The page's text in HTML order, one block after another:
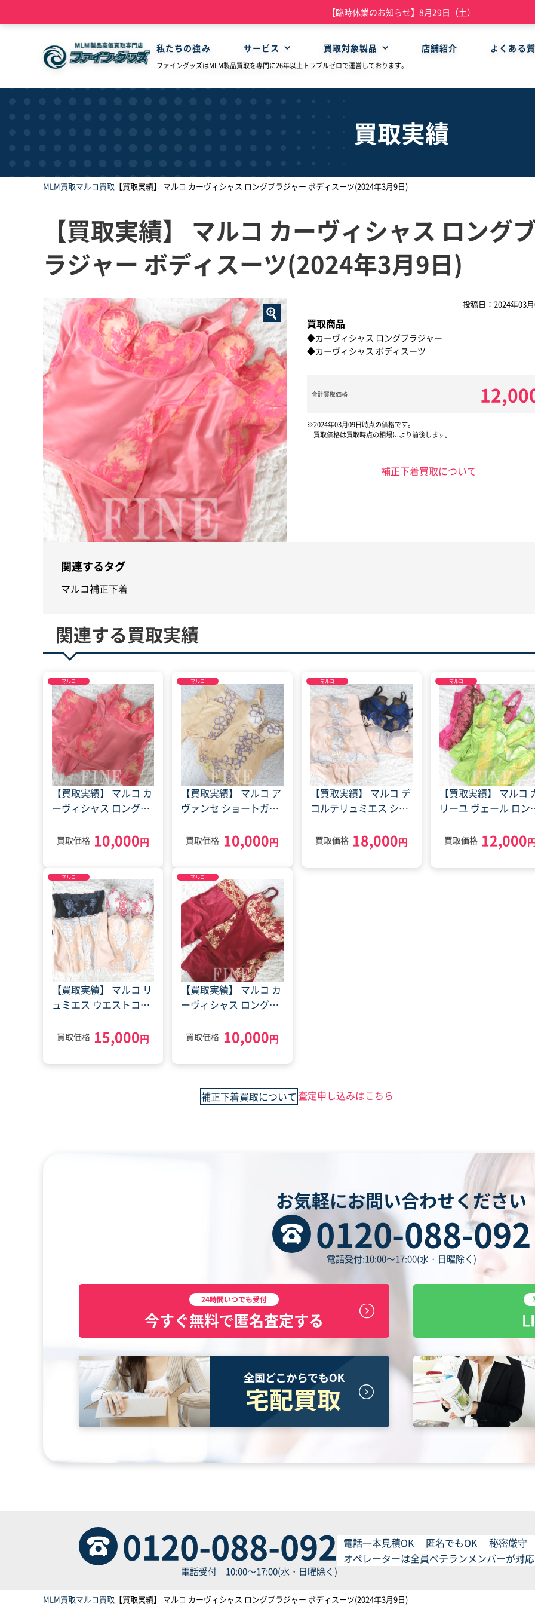
【臨時休業のお知らせ】8月29日（土）
私たちの強み サービス 買取対象製品 店舗紹介 よくある
ファイングッズはMLM製品買取を専門に26年以上トラブルゼロで運営しております。
買取実績
MLM買取マルコ買取 【買取実績】 マルコ カーヴィシャス ロングブラジャー ボディスーツ(2024年3月9日)
【買取実績】 マルコ カーヴィシャス ロング
ラジャー ボディスーツ(2024年3月9日)
投稿日：2024年03
買取商品
◆カーヴィシャス ロングブラジャー
◆カーヴィシャス ボディスーツ
合計買取価格
2024年03月09日時点の価格です。
買取価格は買取時点の相場により前後します。
補正下着買取について
関連するタグ
マルコ補正下着
関連する買取実績
マルコ
【買取実績】 マルコ カ
ーヴィシャス ロングブ
ドル(2023年12月26日)
買取価格 10,000円
マルコ
【買取実績】 マルコ ア
ヴァンセ ショートガー
ディシェイパー(2024年
買取価格 10,000円
マルコ
【買取実績】 マルコ デ
コルテリュミエス ショ
ャス ブラジャー(2023
買取価格 18,000円
マルコ
【買取実績】 マルコ
リーユ ヴェール ロン
6日)
買取価格 12,000
マルコ
【買取実績】 マルコ リ
ュミエス ウエストコン
ャー(2023年10月10日)
買取価格 15,000円
マルコ
【買取実績】 マルコ カ
ーヴィシャス ロングブ
ル(2024年3月28日)
買取価格 10,000円
補正下着買取について査定申し込みはこちら
お気軽にお問い合わせください
0120-088-092
電話受付:10:00～17:00(水・日曜除く)
24時間いつでも受付
今すぐ無料で匿名査定する
0120-088-092
電話受付 10:00～17:00(水・日曜除く)
電話一本見積OK 匿名でもOK
秘密厳守
オペレーターは全員ベテランメンバーが対
MLM買取マルコ買取 【買取実績】 マルコ カーヴィシャス ロングブラジャー ボディスーツ(2024年3月9日)